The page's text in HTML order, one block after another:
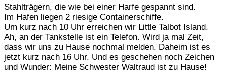
Stahlträgern, die wie bei einer Harfe gespannt sind.
Im Hafen liegen 2 riesige Containerschiffe.
Um kurz nach 10 Uhr erreichen wir Little Talbot Island.
Ah, an der Tankstelle ist ein Telefon. Wird ja mal Zeit,
dass wir uns zu Hause nochmal melden. Daheim ist es
jetzt kurz nach 16 Uhr. Und es geschehen noch Zeichen
und Wunder: Meine Schwester Waltraud ist zu Hause!